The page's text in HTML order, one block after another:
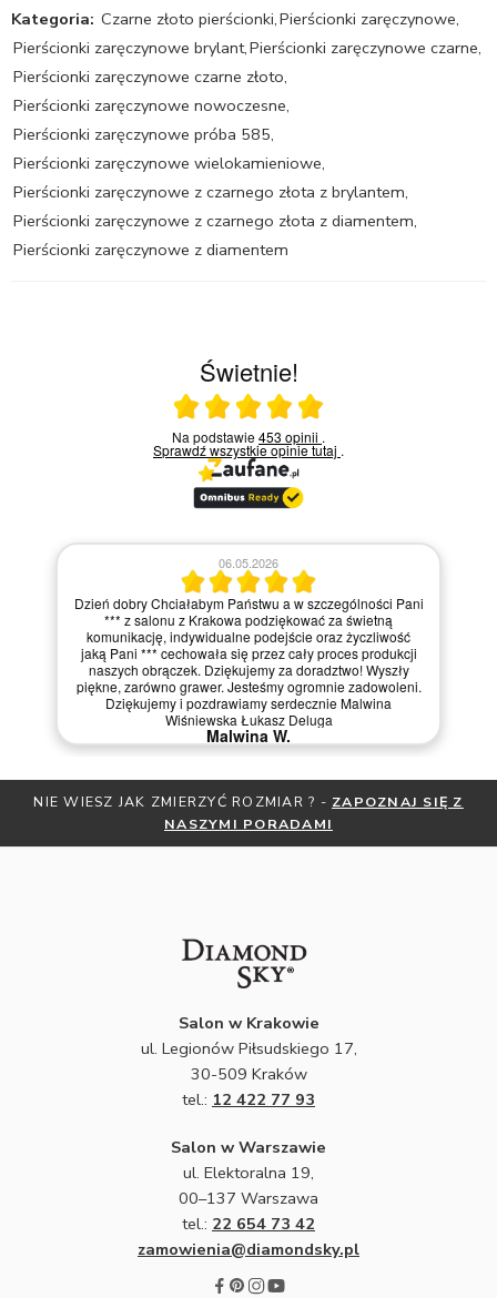
Kategoria: Czarne złoto pierścionki,Pierścionki zaręczynowe,
Pierścionki zaręczynowe brylant,Pierścionki zaręczynowe czarne,
Pierścionki zaręczynowe czarne złoto,
Pierścionki zaręczynowe nowoczesne,
Pierścionki zaręczynowe próba 585,
Pierścionki zaręczynowe wielokamieniowe,
Pierścionki zaręczynowe z czarnego złota z brylantem,
Pierścionki zaręczynowe z czarnego złota z diamentem,
Pierścionki zaręczynowe z diamentem
Świetnie!
Ocena średnia 5 na 5
Na podstawie453 opinii .
Sprawdź wszystkie opinietutaj .
06.05.2026
Dzień dobry Chciałabym Państwu a w szczególności Pani
*** z salonu z Krakowa podziękować za świetną
komunikację, indywidualne podejście oraz życzliwość
jaką Pani *** cechowała się przez cały proces produkcji
naszych obrączek. Dziękujemy za doradztwo! Wyszły
piękne, zarówno grawer. Jesteśmy ogromnie zadowoleni.
Dziękujemy i pozdrawiamy serdecznie Malwina
Wiśniewska Łukasz Deluga
Malwina W.
NIE WIESZ JAK ZMIERZYĆ ROZMIAR ? - ZAPOZNAJ SIĘ Z
NASZYMI PORADAMI
Salon w Krakowie
ul. Legionów Piłsudskiego 17,
30-509 Kraków
tel.: 12 422 77 93
Salon w Warszawie
ul. Elektoralna 19,
00–137 Warszawa
tel.: 22 654 73 42
zamowienia@diamondsky.pl